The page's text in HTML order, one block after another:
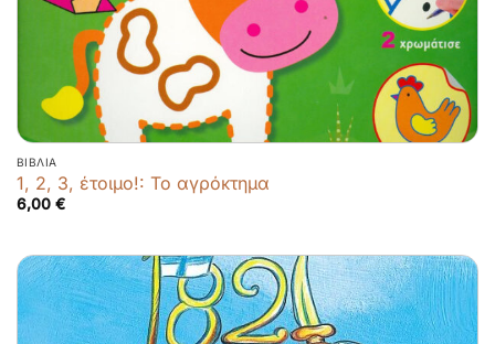
ΒΙΒΛΊΑ
1, 2, 3, έτοιμο!: Το αγρόκτημα
6,00 €